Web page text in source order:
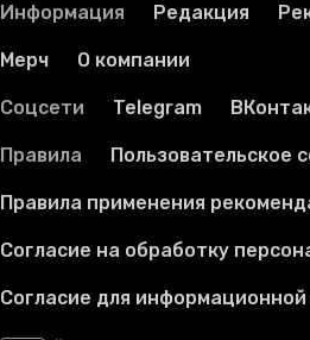
Информация Редакция
Мерч О компании
Соцсети Telegram
Правила Пользовательское
Правила применения
Согласие на обработку
Согласие для